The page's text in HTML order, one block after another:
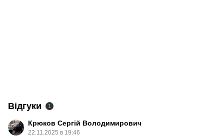
Відгуки 1
Крюков Сергій Володимирович
22.11.2025 в 19:46